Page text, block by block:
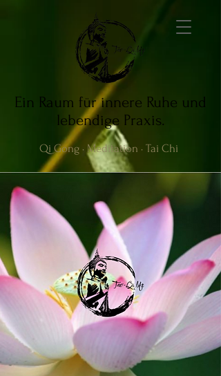
Ein Raum für innere Ruhe und
lebendige Praxis.
Qi Gong · Meditation · Tai Chi